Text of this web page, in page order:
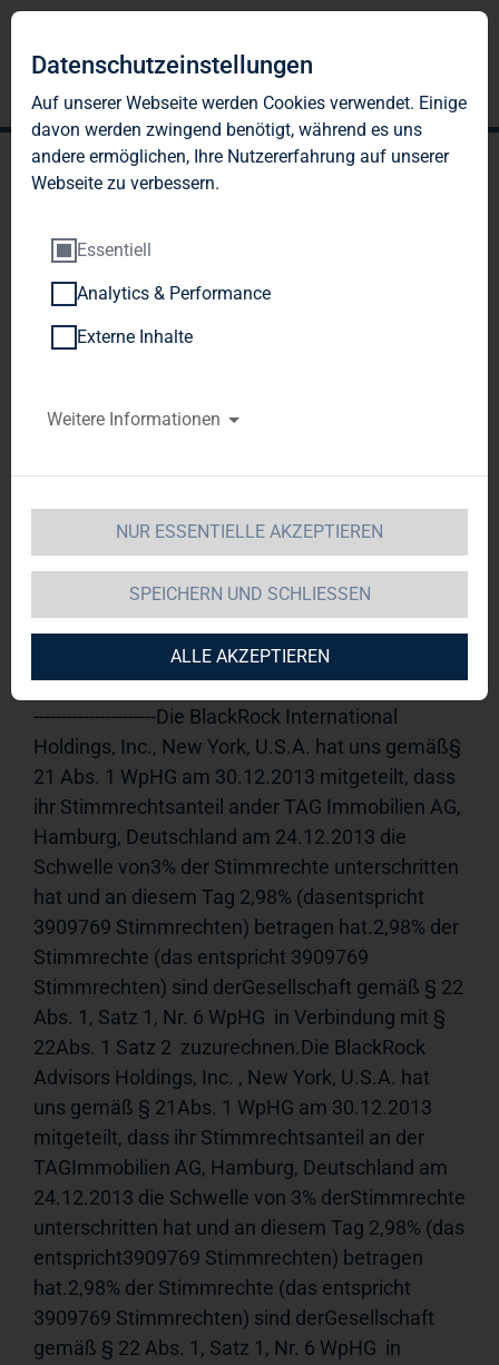
TAG Immobilien AG:
Veröffentlichung gemäß §
26 Abs. 1 WpHG mit dem
Verbreitung
TAG Immobilien AG 02.01.2014
12:24Veröffentlichung einer
Stimmrechtsmitteilung, übermittelt durch die
den Inhalt der Mitteilung ist der Emittent
verantwortlich.-----------------------------------------------------
----------------------Die BlackRock International
Holdings, Inc., New York, U.S.A. hat uns gemäß§
21 Abs. 1 WpHG am 30.12.2013 mitgeteilt, dass
ihr Stimmrechtsanteil ander TAG Immobilien AG,
Hamburg, Deutschland am 24.12.2013 die
Schwelle von3% der Stimmrechte unterschritten
hat und an diesem Tag 2,98% (dasentspricht
3909769 Stimmrechten) betragen hat.2,98% der
Stimmrechte (das entspricht 3909769
Stimmrechten) sind derGesellschaft gemäß § 22
Abs. 1, Satz 1, Nr. 6 WpHG  in Verbindung mit §
22Abs. 1 Satz 2  zuzurechnen.Die BlackRock
Advisors Holdings, Inc. , New York, U.S.A. hat
uns gemäß § 21Abs. 1 WpHG am 30.12.2013
mitgeteilt, dass ihr Stimmrechtsanteil an der
TAGImmobilien AG, Hamburg, Deutschland am
24.12.2013 die Schwelle von 3% derStimmrechte
unterschritten hat und an diesem Tag 2,98% (das
entspricht3909769 Stimmrechten) betragen
hat.2,98% der Stimmrechte (das entspricht
3909769 Stimmrechten) sind derGesellschaft
gemäß § 22 Abs. 1, Satz 1, Nr. 6 WpHG  in
Datenschutzeinstellungen
Auf unserer Webseite werden Cookies verwendet. Einige
davon werden zwingend benötigt, während es uns
andere ermöglichen, Ihre Nutzererfahrung auf unserer
Webseite zu verbessern.
Essentiell
Analytics & Performance
Externe Inhalte
Weitere Informationen
NUR ESSENTIELLE AKZEPTIEREN
SPEICHERN UND SCHLIESSEN
ALLE AKZEPTIEREN